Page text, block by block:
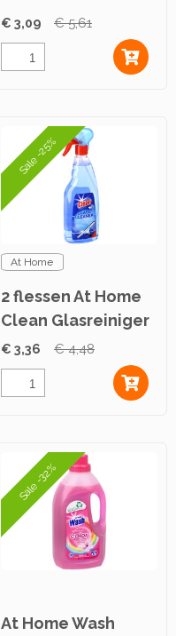
750ml
€ 3,09 € 5,61
Sale -25%
At Home
2 flessen At Home
Clean Glasreiniger
750ml
€ 3,36 € 4,48
Sale -32%
At Home Wash